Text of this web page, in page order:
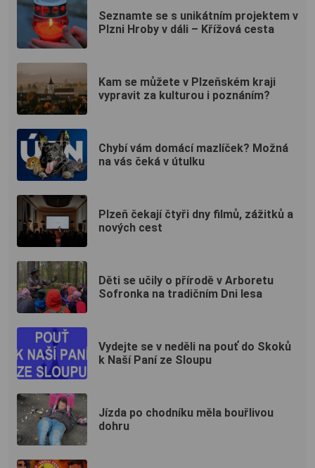
Seznamte se s unikátním projektem v
Plzni Hroby v dáli – Křížová cesta
Kam se můžete v Plzeňském kraji
vypravit za kulturou i poznáním?
Chybí vám domácí mazlíček? Možná
na vás čeká v útulku
Plzeň čekají čtyři dny filmů, zážitků a
nových cest
Děti se učily o přírodě v Arboretu
Sofronka na tradičním Dni lesa
Vydejte se v neděli na pouť do Skoků
k Naší Paní ze Sloupu
Jízda po chodníku měla bouřlivou
dohru